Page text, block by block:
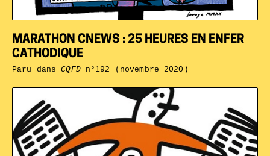
MARATHON CNEWS : 25 HEURES EN ENFER
CATHODIQUE
Paru dansCQFDn°192 (novembre 2020)